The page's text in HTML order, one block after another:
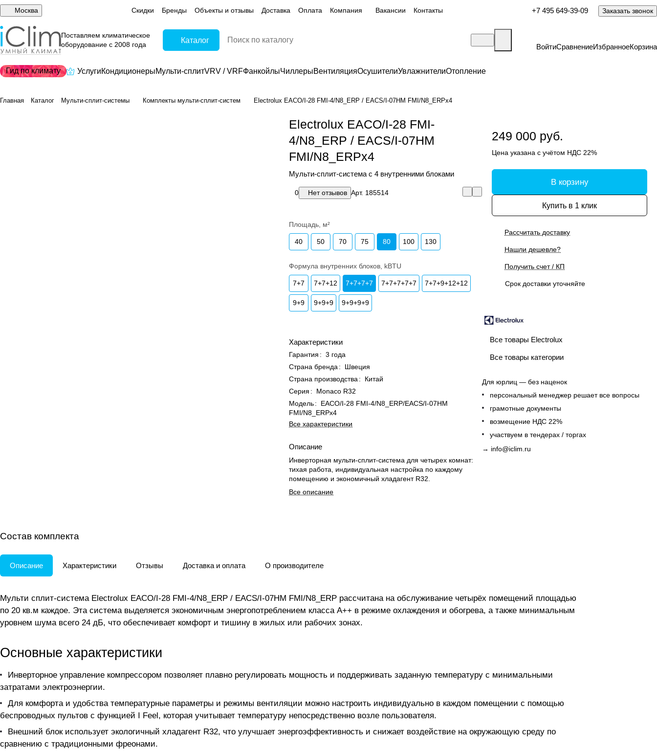
Москва Скидки Бренды Объекты и отзывы Доставка Оплата Компания Вакансии Контакты +7 495 649-39-09 Заказать звонок
Поставляем климатическое
оборудование с 2008 года
Каталог
ВойтиСравнениеИзбранноеКорзина
Гид по климату УслугиКондиционерыМульти-сплитVRV / VRFФанкойлыЧиллерыВентиляцияОсушителиУвлажнителиОтопление
Главная Каталог Мульти-сплит-системы Комплекты мульти-сплит-систем Electrolux EACO/I-28 FMI-4/N8_ERP / EACS/I-07HM FMI/N8_ERPx4
Electrolux EACO/I-28 FMI-
4/N8_ERP / EACS/I-07HM
FMI/N8_ERPx4
Мульти-сплит-система с 4 внутренними блоками
0 Нет отзывов Арт. 185514
Площадь, м²
40 50 70 75 80 100 130
Формула внутренних блоков, kBTU
7+7 7+7+12 7+7+7+7 7+7+7+7+7 7+7+9+12+12
9+9 9+9+9 9+9+9+9
Характеристики
Гарантия : 3 года
Страна бренда :
Швеция
Страна производства :
Китай
Серия :
Monaco R32
Модель:
EACO/I-28 FMI-4/N8_ERP/EACS/I-07HM
FMI/N8_ERPx4
Все характеристики
Описание
Инверторная мульти-сплит-система для четырех комнат:
тихая работа, индивидуальная настройка по каждому
помещению и экономичный хладагент R32.
Все описание
249 000 руб.
Цена указана с учётом НДС 22%
В корзину
Купить в 1 клик
Рассчитать доставку
Нашли дешевле?
Получить счет / КП
Срок доставки уточняйте
Все товары Electrolux
Все товары категории
Для юрлиц — без наценок
персональный менеджер решает все вопросы
грамотные документы
возмещение НДС 22%
участвуем в тендерах / торгах
→ info@iclim.ru
Состав комплекта
Описание Характеристики Отзывы Доставка и оплата О производителе
Мульти сплит-система Electrolux EACO/I-28 FMI-4/N8_ERP / EACS/I-07HM FMI/N8_ERP рассчитана на обслуживание четырёх помещений площадью
по 20 кв.м каждое. Эта система выделяется экономичным энергопотреблением класса А++ в режиме охлаждения и обогрева, а также минимальным
уровнем шума всего 24 дБ, что обеспечивает комфорт и тишину в жилых или рабочих зонах.
Основные характеристики
Инверторное управление компрессором позволяет плавно регулировать мощность и поддерживать заданную температуру с минимальными
затратами электроэнергии.
Для комфорта и удобства температурные параметры и режимы вентиляции можно настроить индивидуально в каждом помещении с помощью
беспроводных пультов с функцией I Feel, которая учитывает температуру непосредственно возле пользователя.
Внешний блок использует экологичный хладагент R32, что улучшает энергоэффективность и снижает воздействие на окружающую среду по
сравнению с традиционными фреонами.